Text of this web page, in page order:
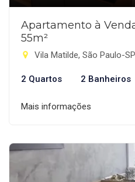
Apartamento à
55m²
Vila Matilde, São Paulo-SP
2 Quartos 2 Banheiros
Mais informações